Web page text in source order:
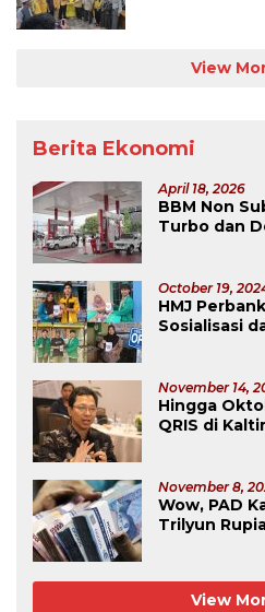
View
Berita Ekonomi
April 18, 2026
BBM Non
Turbo dan
October 19,
HMJ
Sosialisasi
November 14,
Hingga
QRIS di
November 8,
Wow, PAD
Trilyun
View